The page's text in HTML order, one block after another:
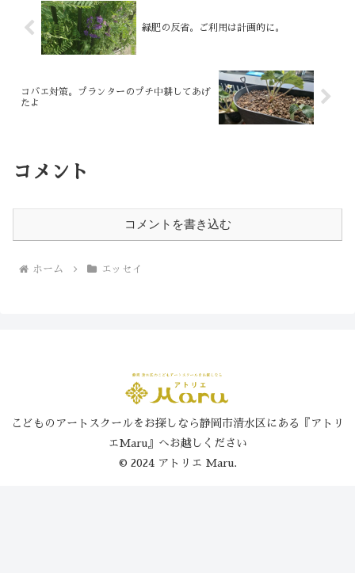
緑肥の反省。ご利用は計画的に。
コバエ対策。プランターのプチ中耕してあげ
たよ
コメント
コメントを書き込む
ホーム エッセイ
こどものアートスクールをお探しなら静岡市清水区にある『アトリ
エMaru』へお越しください
© 2024 アトリエ Maru.